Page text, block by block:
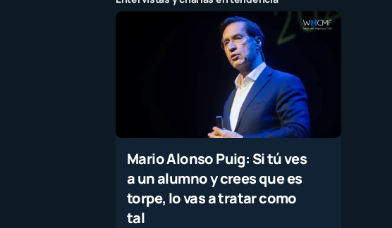
Mario Alonso Puig: Si tú ves
a un alumno y crees que es
torpe, lo vas a tratar como
tal